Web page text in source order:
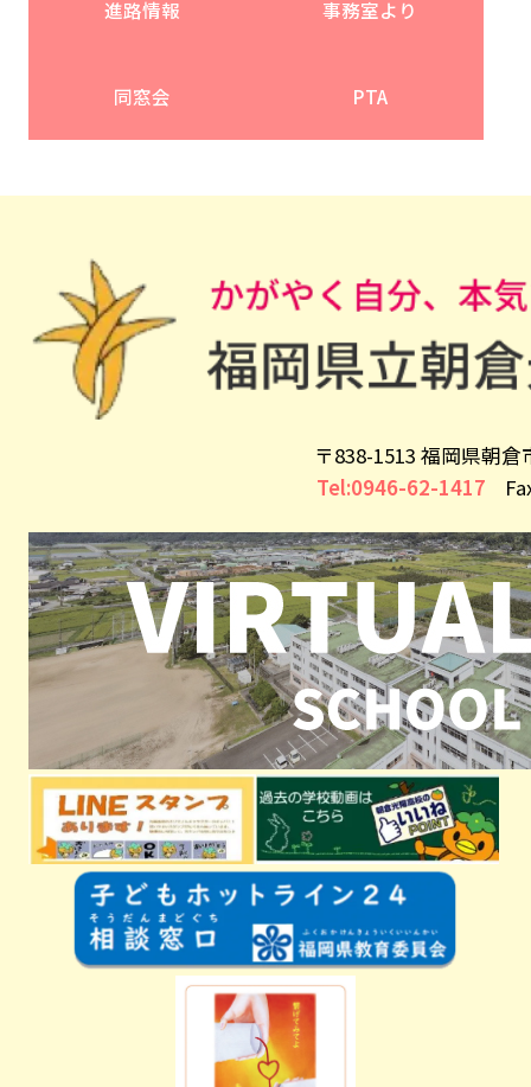
進路情報 事務室より
同窓会 PTA
〒838-1513 福岡県朝倉
Tel:0946-62-1417